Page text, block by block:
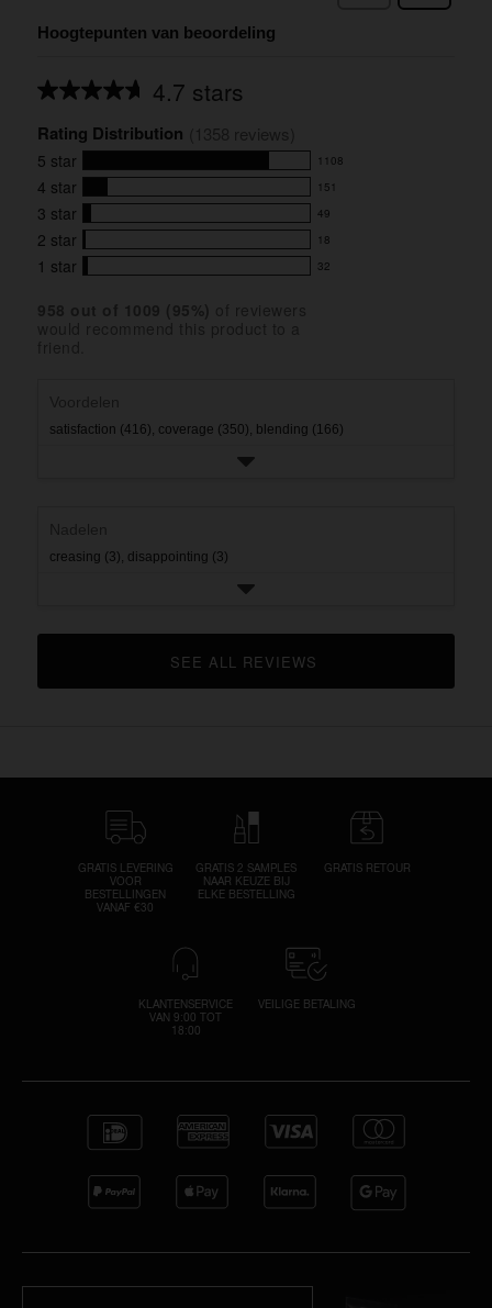
Hoogtepunten van beoordeling
4.7 stars
Average
for
this
product:
4.7
out
of
5
stars
Rating Distribution
5 star 1108
1108
reviews
with
5
star
rating.
4 star 151
151
reviews
with
4
3 star 49
49
reviews
with
2 star 18
18
reviews
1 star 32
32
satisfaction (416), coverage (350), blending (166)
creasing (3), disappointing (3)
CLICK TO GO TO ALL REVIEWS
GRATIS LEVERING
VOOR
BESTELLINGEN
VANAF €30
GRATIS 2 SAMPLES
NAAR KEUZE BIJ
ELKE BESTELLING
GRATIS RETOUR
KLANTENSERVICE
VAN 9:00 TOT
18:00
VEILIGE BETALING